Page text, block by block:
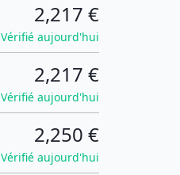
2,217 €
Vérifié aujourd'hui
2,217 €
Vérifié aujourd'hui
2,250 €
Vérifié aujourd'hui